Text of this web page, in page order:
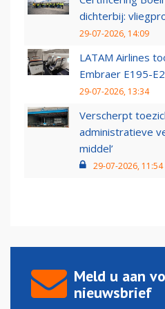
dichterbij:
29-07-2026, 14:09
LATAM Airlines
Embraer E195-E2
29-07-2026, 13:34
Verscherpt
administratieve
middel’
29-07-2026, 11:54
Meld u aan
nieuwsbrief